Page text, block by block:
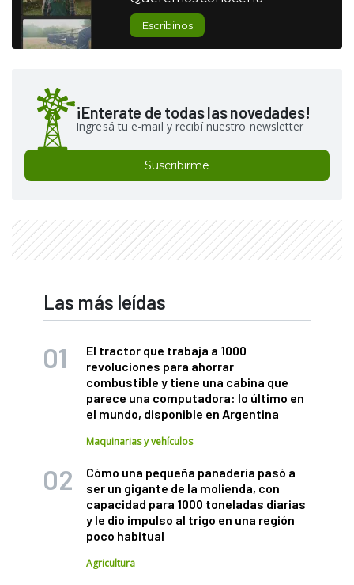
Escribinos
¡Enterate de todas las novedades!
Ingresá tu e-mail y recibí nuestro newsletter
Suscribirme
Las más leídas
El tractor que trabaja a 1000
revoluciones para ahorrar
combustible y tiene una cabina que
parece una computadora: lo último en
el mundo, disponible en Argentina
Maquinarias y vehículos
Cómo una pequeña panadería pasó a
ser un gigante de la molienda, con
capacidad para 1000 toneladas diarias
y le dio impulso al trigo en una región
poco habitual
Agricultura